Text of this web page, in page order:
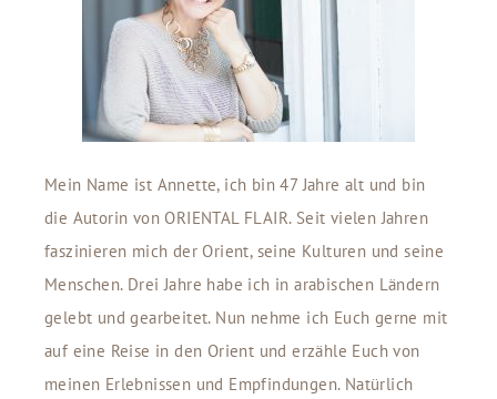
Mein Name ist Annette, ich bin 47 Jahre alt und bin
die Autorin von ORIENTAL FLAIR. Seit vielen Jahren
faszinieren mich der Orient, seine Kulturen und seine
Menschen. Drei Jahre habe ich in arabischen Ländern
gelebt und gearbeitet. Nun nehme ich Euch gerne mit
auf eine Reise in den Orient und erzähle Euch von
meinen Erlebnissen und Empfindungen. Natürlich